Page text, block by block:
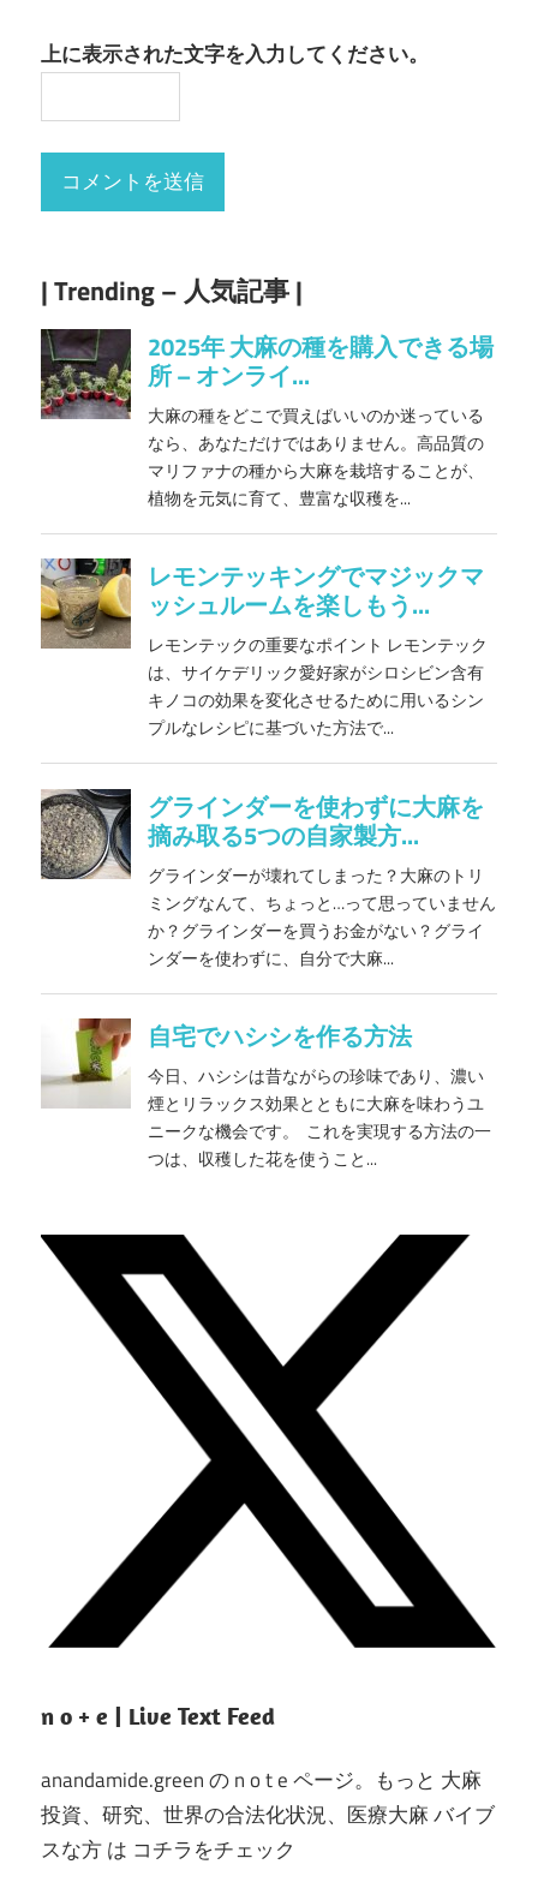
上に表示された文字を入力してください。
| Trending – 人気記事 |
n o + e | Live Text Feed
anandamide.green の n o t e ページ。もっと 大麻
投資、研究、世界の合法化状況、医療大麻 バイブ
スな方 は コチラをチェック